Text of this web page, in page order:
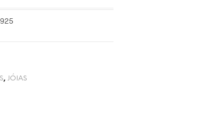
, JÓIAS